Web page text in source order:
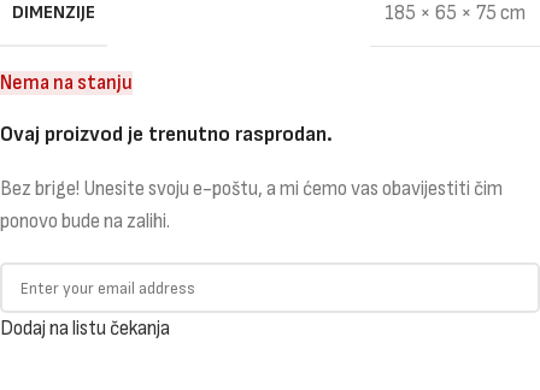
DIMENZIJE 185 × 65 × 75 cm
Nema na stanju
Ovaj proizvod je trenutno rasprodan.
Bez brige! Unesite svoju e-poštu, a mi ćemo vas obavijestiti čim
ponovo bude na zalihi.
Dodaj na listu čekanja